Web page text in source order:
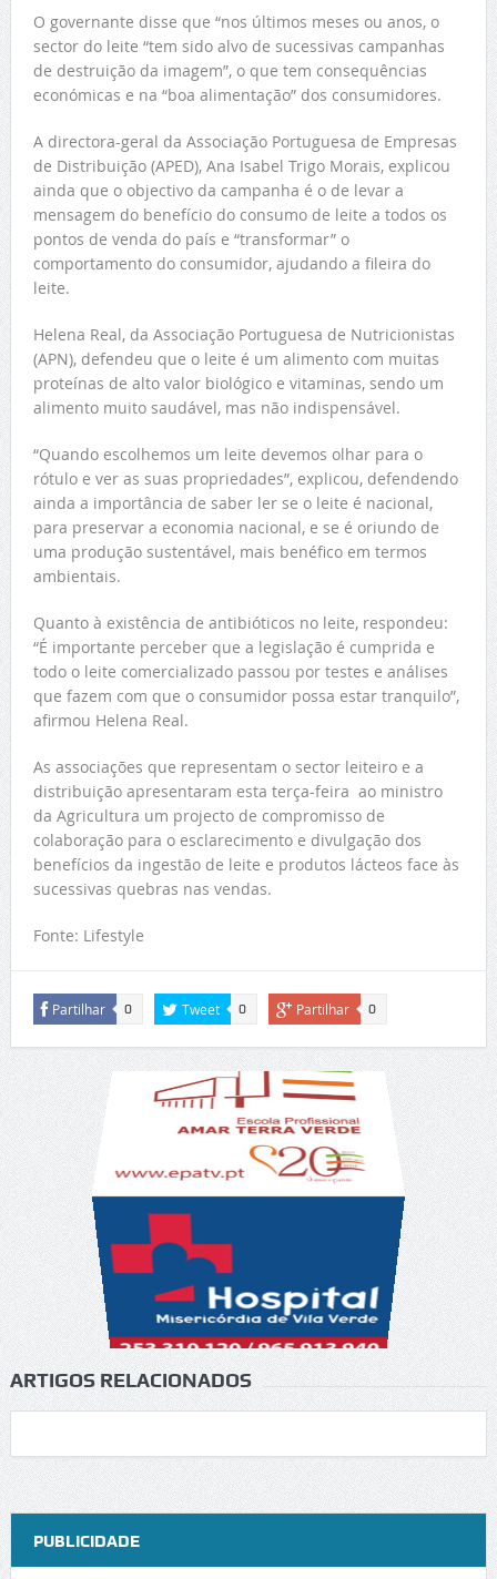
O governante disse que “nos últimos meses ou anos, o
sector do leite “tem sido alvo de sucessivas campanhas
de destruição da imagem”, o que tem consequências
económicas e na “boa alimentação” dos consumidores.
A directora-geral da Associação Portuguesa de Empresas
de Distribuição (APED), Ana Isabel Trigo Morais, explicou
ainda que o objectivo da campanha é o de levar a
mensagem do benefício do consumo de leite a todos os
pontos de venda do país e “transformar” o
comportamento do consumidor, ajudando a fileira do
leite.
Helena Real, da Associação Portuguesa de Nutricionistas
(APN), defendeu que o leite é um alimento com muitas
proteínas de alto valor biológico e vitaminas, sendo um
alimento muito saudável, mas não indispensável.
“Quando escolhemos um leite devemos olhar para o
rótulo e ver as suas propriedades”, explicou, defendendo
ainda a importância de saber ler se o leite é nacional,
para preservar a economia nacional, e se é oriundo de
uma produção sustentável, mais benéfico em termos
ambientais.
Quanto à existência de antibióticos no leite, respondeu:
“É importante perceber que a legislação é cumprida e
todo o leite comercializado passou por testes e análises
que fazem com que o consumidor possa estar tranquilo”,
afirmou Helena Real.
As associações que representam o sector leiteiro e a
distribuição apresentaram esta terça-feira ao ministro
da Agricultura um projecto de compromisso de
colaboração para o esclarecimento e divulgação dos
benefícios da ingestão de leite e produtos lácteos face às
sucessivas quebras nas vendas.
Fonte: Lifestyle
Partilhar 0 Tweet 0 Partilhar 0
ARTIGOS RELACIONADOS
PUBLICIDADE